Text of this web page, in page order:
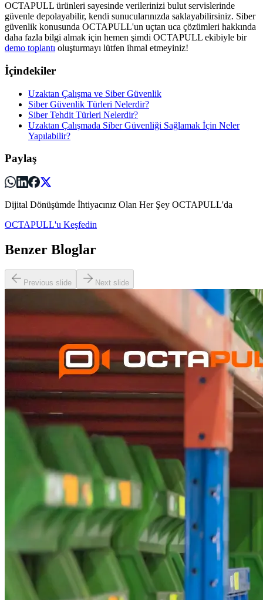
OCTAPULL ürünleri sayesinde verilerinizi bulut servislerinde
güvenle depolayabilir, kendi sunucularınızda saklayabilirsiniz. Siber
güvenlik konusunda OCTAPULL'un uçtan uca çözümleri hakkında
daha fazla bilgi almak için hemen şimdi OCTAPULL ekibiyle bir
demo toplantı oluşturmayı lütfen ihmal etmeyiniz!
İçindekiler
Uzaktan Çalışma ve Siber Güvenlik
Siber Güvenlik Türleri Nelerdir?
Siber Tehdit Türleri Nelerdir?
Uzaktan Çalışmada Siber Güvenliği Sağlamak İçin Neler
Yapılabilir?
Paylaş
Dijital Dönüşümde İhtiyacınız Olan Her Şey OCTAPULL'da
OCTAPULL'u Keşfedin
Benzer Bloglar
Previous slide Next slide